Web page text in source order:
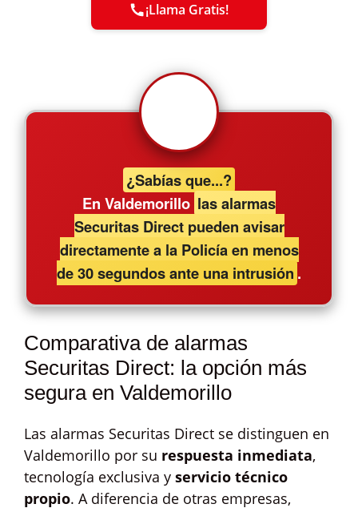
¡Llama Gratis!
¿Sabías que...?
En Valdemorillo las alarmas
Securitas Direct pueden avisar
directamente a la Policía en menos
de 30 segundos ante una intrusión .
Comparativa de alarmas
Securitas Direct: la opción más
segura en Valdemorillo
Las alarmas Securitas Direct se distinguen en
Valdemorillo por su respuesta inmediata,
tecnología exclusiva y servicio técnico
propio. A diferencia de otras empresas,